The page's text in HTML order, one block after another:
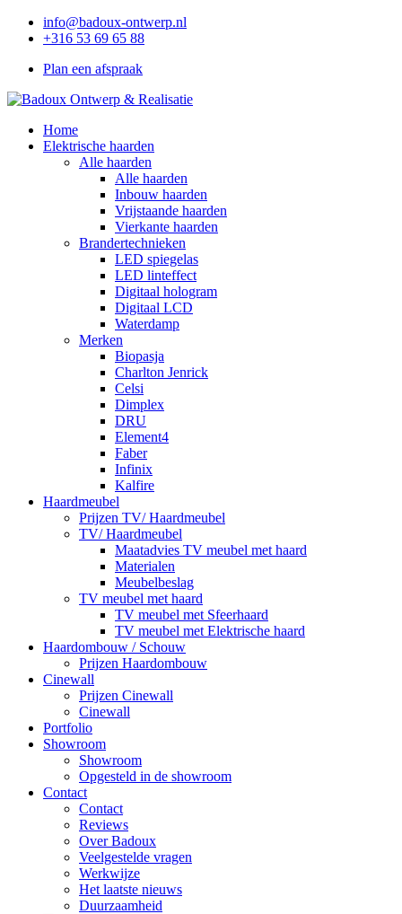
info@badoux-ontwerp.nl
+316 53 69 65 88
Plan een afspraak
Home
Elektrische haarden
Alle haarden
Alle haarden
Inbouw haarden
Vrijstaande haarden
Vierkante haarden
Brandertechnieken
LED spiegelas
LED linteffect
Digitaal hologram
Digitaal LCD
Waterdamp
Merken
Biopasja
Charlton Jenrick
Celsi
Dimplex
DRU
Element4
Faber
Infinix
Kalfire
Haardmeubel
Prijzen TV/ Haardmeubel
TV/ Haardmeubel
Maatadvies TV meubel met haard
Materialen
Meubelbeslag
TV meubel met haard
TV meubel met Sfeerhaard
TV meubel met Elektrische haard
Haardombouw / Schouw
Prijzen Haardombouw
Cinewall
Prijzen Cinewall
Cinewall
Portfolio
Showroom
Showroom
Opgesteld in de showroom
Contact
Contact
Reviews
Over Badoux
Veelgestelde vragen
Werkwijze
Het laatste nieuws
Duurzaamheid